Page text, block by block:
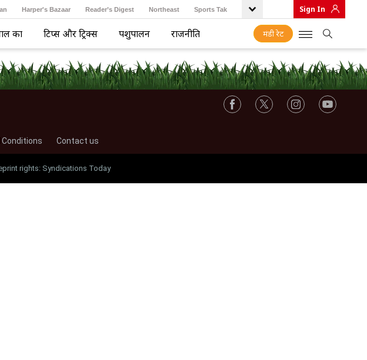
Harper's Bazaar Reader’s Digest Northeast Sports Tak Sign In
का टिप्स और ट्रिक्स पशुपालन राजनीति मंडी रेट
Contact us
rights: Syndications Today